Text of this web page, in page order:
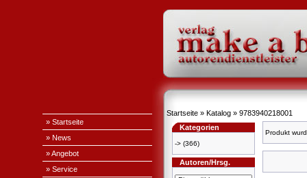
» Startseite
» News
» Angebot
» Service
Startseite » Katalog » 9783940218001
Kategorien
-> (366)
Autoren/Hrsg.
Produkt